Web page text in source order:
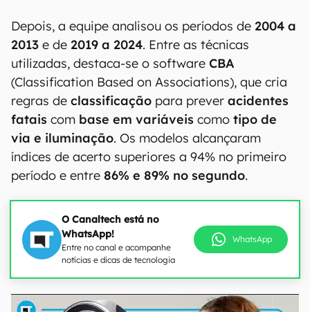
Depois, a equipe analisou os períodos de 2004 a
2013 e de 2019 a 2024. Entre as técnicas
utilizadas, destaca-se o software CBA
(Classification Based on Associations), que cria
regras de classificação para prever acidentes
fatais com base em variáveis como tipo de
via e iluminação. Os modelos alcançaram
índices de acerto superiores a 94% no primeiro
período e entre 86% e 89% no segundo.
O Canaltech está no
WhatsApp!
Entre no canal e acompanhe
notícias e dicas de tecnologia
WhatsApp